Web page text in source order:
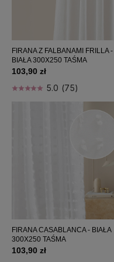
Koce / pledy
Zapachy do domu
Perfumy damskie
Home wellness
Kategorie: Firany 300x250
Producent: (wybierz)
FIRANA Z FALBANAMI FRILLA -
BIAŁA 300X250 TAŚMA
103,90 zł
5.0 (75)
FIRANA CASABLANCA - BIAŁA
300X250 TAŚMA
103,90 zł